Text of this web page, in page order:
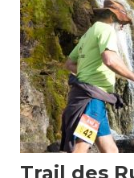
sauvetage en
cynotechnique : le
c’est à Decazeville,
d’aménagement par
été menés,
25 mars 2025
Trail des